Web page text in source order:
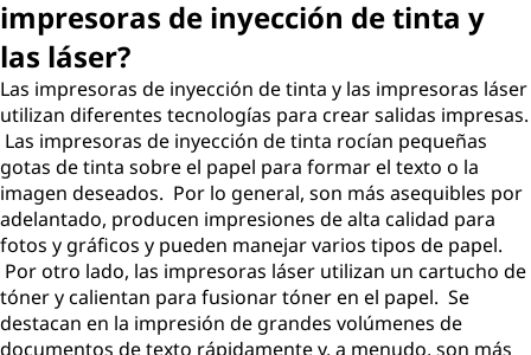
impresoras de inyección de tinta y
las láser?
Las impresoras de inyección de tinta y las impresoras láser
utilizan diferentes tecnologías para crear salidas impresas.
Las impresoras de inyección de tinta rocían pequeñas
gotas de tinta sobre el papel para formar el texto o la
imagen deseados. Por lo general, son más asequibles por
adelantado, producen impresiones de alta calidad para
fotos y gráficos y pueden manejar varios tipos de papel.
Por otro lado, las impresoras láser utilizan un cartucho de
tóner y calientan para fusionar tóner en el papel. Se
destacan en la impresión de grandes volúmenes de
documentos de texto rápidamente y, a menudo, son más